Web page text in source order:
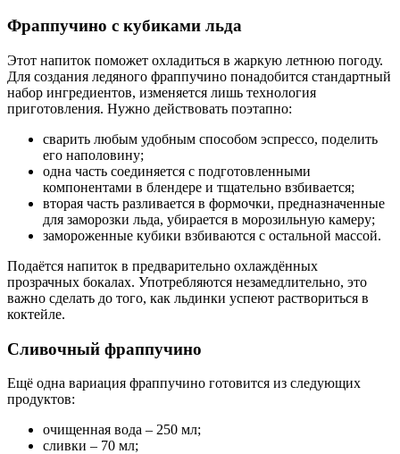
Фраппучино с кубиками льда
Этот напиток поможет охладиться в жаркую летнюю погоду.
Для создания ледяного фраппучино понадобится стандартный
набор ингредиентов, изменяется лишь технология
приготовления. Нужно действовать поэтапно:
сварить любым удобным способом эспрессо, поделить
его наполовину;
одна часть соединяется с подготовленными
компонентами в блендере и тщательно взбивается;
вторая часть разливается в формочки, предназначенные
для заморозки льда, убирается в морозильную камеру;
замороженные кубики взбиваются с остальной массой.
Подаётся напиток в предварительно охлаждённых
прозрачных бокалах. Употребляются незамедлительно, это
важно сделать до того, как льдинки успеют раствориться в
коктейле.
Сливочный фраппучино
Ещё одна вариация фраппучино готовится из следующих
продуктов:
очищенная вода – 250 мл;
сливки – 70 мл;